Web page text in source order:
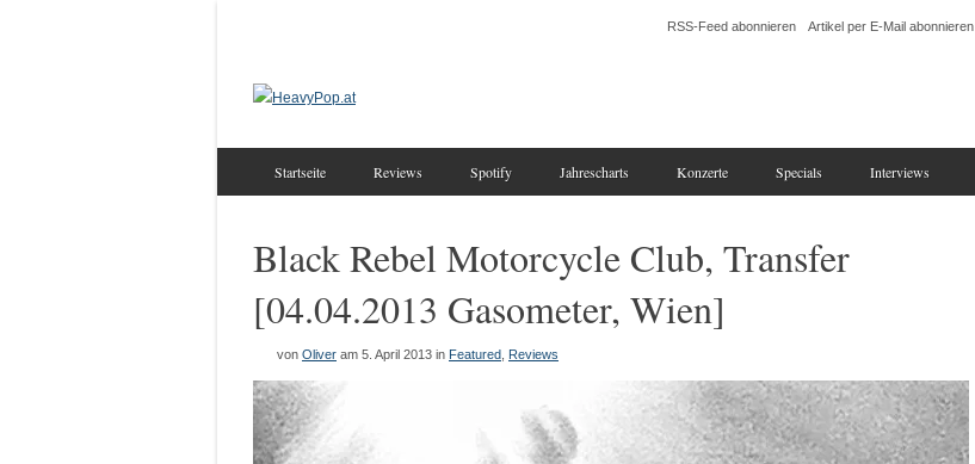
RSS-Feed abonnieren Artikel per E-Mail abonnieren
Startseite Reviews Spotify Jahrescharts Konzerte Specials Interviews
Black Rebel Motorcycle Club, Transfer
[04.04.2013 Gasometer, Wien]
von Oliver am 5. April 2013 in Featured Reviews